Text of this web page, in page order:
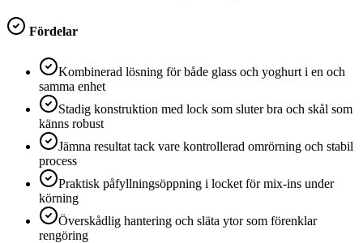
Fördelar
Kombinerad lösning för både glass och yoghurt i en och
samma enhet
Stadig konstruktion med lock som sluter bra och skål som
känns robust
Jämna resultat tack vare kontrollerad omrörning och stabil
process
Praktisk påfyllningsöppning i locket för mix-ins under
körning
Överskådlig hantering och släta ytor som förenklar
rengöring